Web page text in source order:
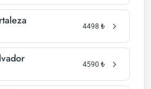
4498 ₺
4590 ₺